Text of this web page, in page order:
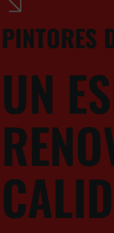
PINTORES
UN